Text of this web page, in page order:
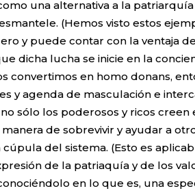
una alternativa a la
(Hemos visto estos
y puede contar con la ventaja
dicha lucha se inicie en la
convertimos en homo donans,
y agenda de masculación e
sólo los poderosos y ricos
de sobrevivir y ayudar a
del sistema. (Esto es
de la patriaquía y de los
en lo que es, una